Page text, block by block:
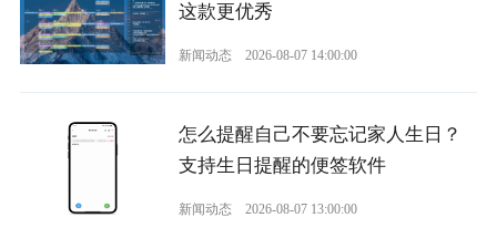
这款更优秀
新闻动态 2026-08-07 14:00:00
怎么提醒自己不要忘记家人生日？
支持生日提醒的便签软件
新闻动态 2026-08-07 13:00:00